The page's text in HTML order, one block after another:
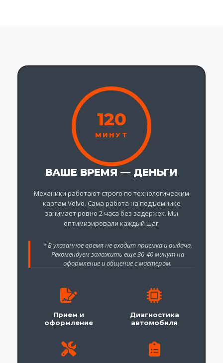
120
МИНУТ
ВАШЕ ВРЕМЯ — ДЕНЬГИ
Механики работают строго по технологическим
картам Volvo. Сама работа на подъемнике
занимает ровно 2 часа без задержек. Мы
оптимизировали каждый шаг.
* В указанное время не входит приемка и выдача.
Рекомендуем заложить еще 30-40 минут на
оформление и общение с мастером.
Прием и
оформление
Диагностика
автомобиля